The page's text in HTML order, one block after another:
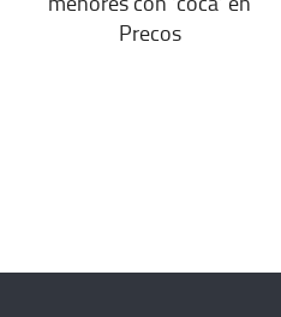
Precos